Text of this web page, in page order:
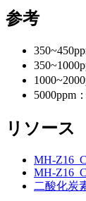
参考
5000ppm
リソース
MH-
MH-
二酸化炭